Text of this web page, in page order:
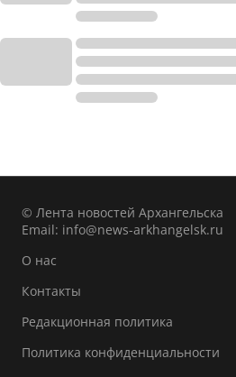
© Лента новостей Архангельска
Email: info@news-arkhangelsk.ru
О нас
Контакты
Редакционная политика
Политика конфиденциальности